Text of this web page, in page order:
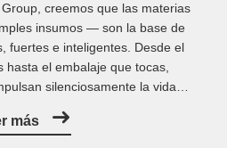
creemos que las materias
insumos — son la base de
fuertes e inteligentes. Desde el
hasta el embalaje que tocas,
silenciosamente la vida
convertido en un proveedor
más